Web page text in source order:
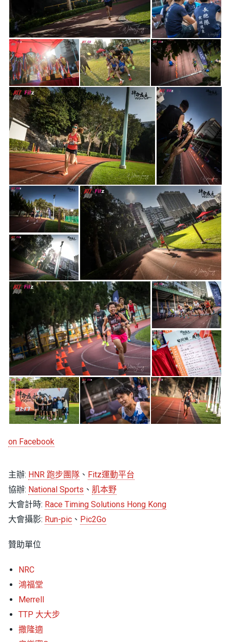
on Facebook
主辦: HNR 跑步團隊、 Fitz運動平台
協辦: National Sports 、 肌本野
⼤會計時: Race Timing Solutions Hong Kong
⼤會攝影: Run-pic、 Pic2Go
贊助單位
NRC
鴻福堂
Merrell
TTP 大大步
撒隆適